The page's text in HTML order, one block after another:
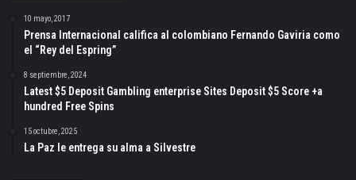
10 mayo, 2017
Prensa Internacional califica al colombiano Fernando Gaviria como
el “Rey del Espring”
8 septiembre, 2024
Latest $5 Deposit Gambling enterprise Sites Deposit $5 Score +a
hundred Free Spins
15 octubre, 2025
La Paz le entrega su alma a Silvestre